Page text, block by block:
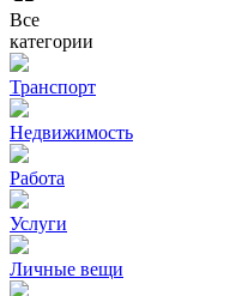
Все
категории
Транспорт
Недвижимость
Работа
Услуги
Личные вещи